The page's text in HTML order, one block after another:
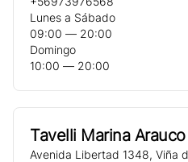
Lunes a Sábado
09:00 ― 20:00
Domingo
10:00 ― 20:00
Tavelli Marina Arauco
Avenida Libertad 1348, Viña